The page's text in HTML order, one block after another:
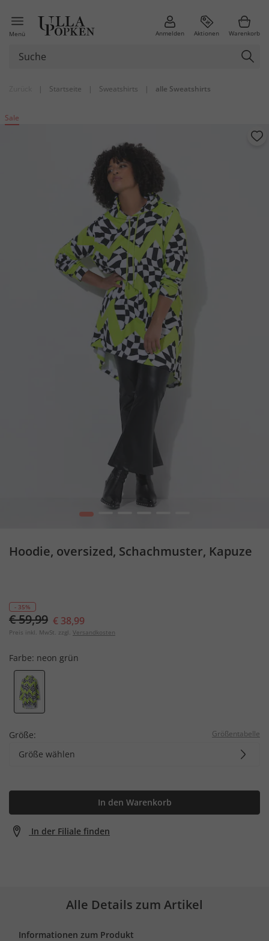
Menü Anmelden Aktionen Warenkorb
| Startseite | Sweatshirts | alle Sweatshirts
Sale
1
Hoodie, oversized, Schachmuster, Kapuze
- 35%
€ 59,99 € 38,99
Preis inkl. MwSt. zzgl. Versandkosten
Farbe: neon grün
Größe: Größentabelle
Größe wählen
In den Warenkorb
In der Filiale finden
Alle Details zum Artikel
Informationen zum Produkt